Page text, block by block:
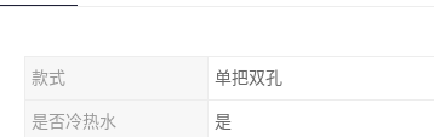
款式 单把双孔
是否冷热水 是